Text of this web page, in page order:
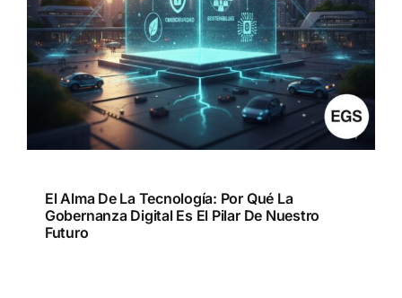
El Alma De La Tecnología: Por Qué La
Gobernanza Digital Es El Pilar De Nuestro
Futuro